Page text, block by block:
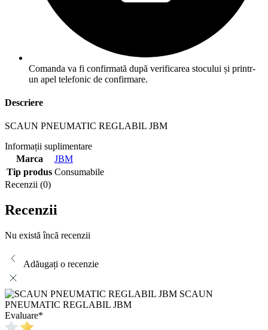
Comanda va fi confirmată după verificarea stocului și printr-
un apel telefonic de confirmare.
Descriere
SCAUN PNEUMATIC REGLABIL JBM
Informații suplimentare
Marca
JBM
Tip produs Consumabile
Recenzii (0)
Recenzii
Nu există încă recenzii
Adăugați o recenzie
SCAUN
PNEUMATIC REGLABIL JBM
Evaluare*